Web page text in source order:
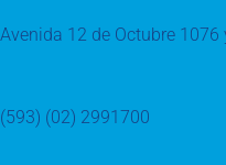
Avenida 12 de Octubre 1076
(593) (02) 2991700